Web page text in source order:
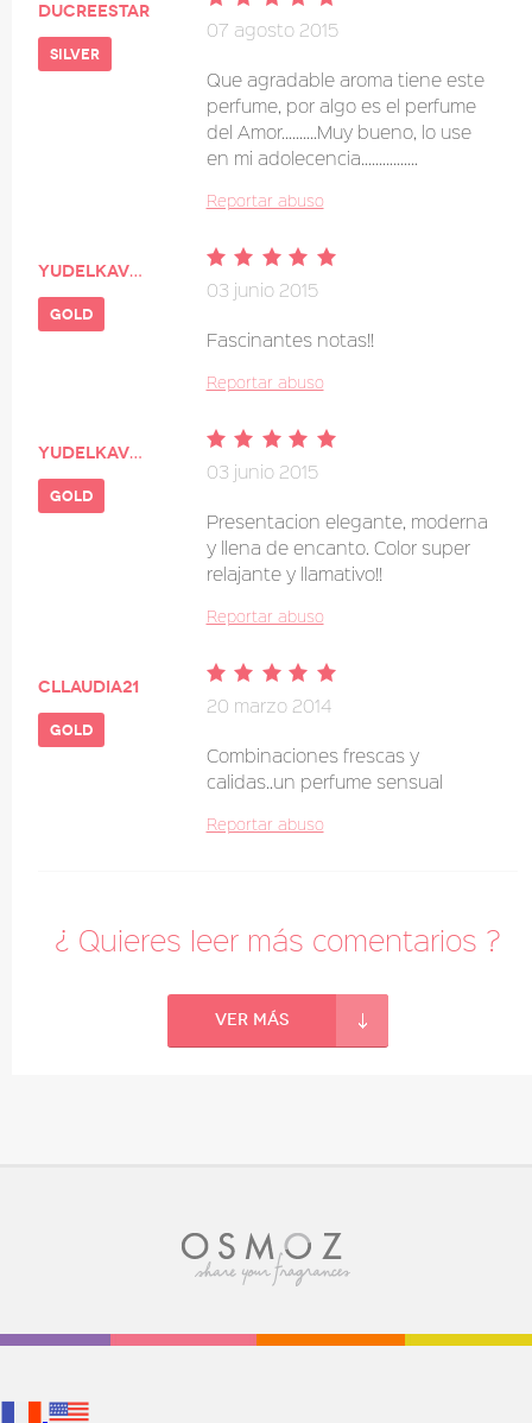
Ducreestar
silver
07 agosto 2015
Que agradable aroma tiene este
perfume, por algo es el perfume
del Amor..........Muy bueno, lo use
en mi adolecencia................
Reportar abuso
Yudelkavega
gold
03 junio 2015
Fascinantes notas!!
Reportar abuso
Yudelkavega
gold
03 junio 2015
Presentacion elegante, moderna
y llena de encanto. Color super
relajante y llamativo!!
Reportar abuso
cllaudia21
gold
20 marzo 2014
Combinaciones frescas y
calidas..un perfume sensual
Reportar abuso
¿ Quieres leer más comentarios ?
Ver más